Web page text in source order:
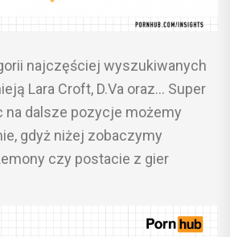
najczęściej wyszukiwanych
Lara Croft, D.Va oraz… Super
na dalsze pozycje możemy
gdyż niżej zobaczymy
czy postacie z gier